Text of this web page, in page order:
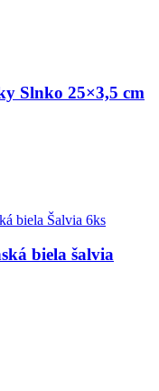
Slnko 25×3,5 cm
biela šalvia